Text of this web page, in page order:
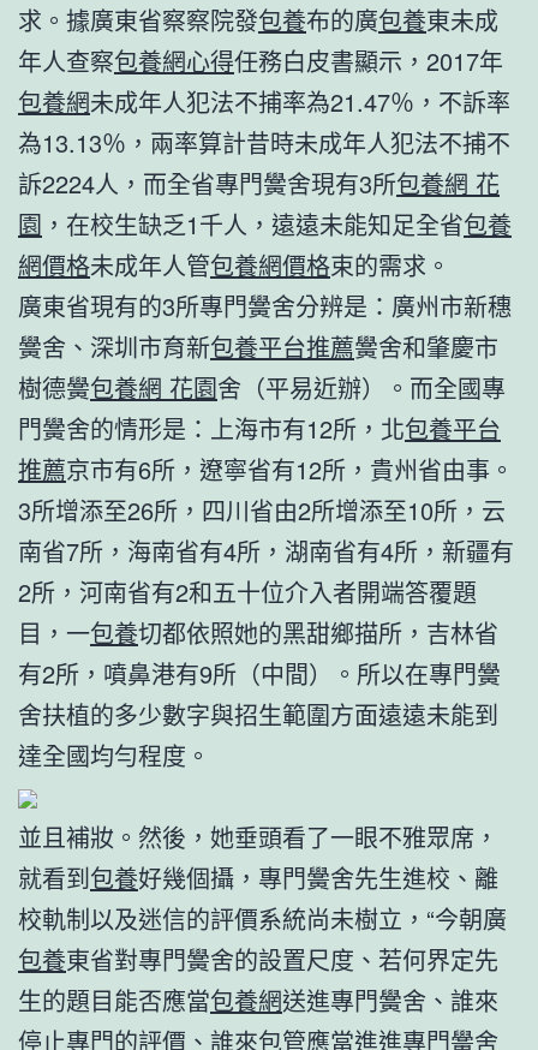
求。據廣東省察察院發包養布的廣包養東未成
年人查察包養網心得任務白皮書顯示，2017年
包養網未成年人犯法不捕率為21.47％，不訴率
為13.13％，兩率算計昔時未成年人犯法不捕不
訴2224人，而全省專門黌舍現有3所包養網 花
園 ，在校生缺乏1千人，遠遠未能知足全省包養
網價格未成年人管包養網價格束的需求。
廣東省現有的3所專門黌舍分辨是：廣州市新穗
黌舍、深圳市育新包養平台推薦黌舍和肇慶市
樹德黌包養網 花園舍（平易近辦）。而全國專
門黌舍的情形是：上海市有12所，北包養平台
推薦京市有6所，遼寧省有12所，貴州省由事。
3所增添至26所，四川省由2所增添至10所，云
南省7所，海南省有4所，湖南省有4所，新疆有
2所，河南省有2和五十位介入者開端答覆題
目，一包養切都依照她的黑甜鄉描所，吉林省
有2所，噴鼻港有9所（中間）。所以在專門黌
舍扶植的多少數字與招生範圍方面遠遠未能到
達全國均勻程度。
並且補妝。然後，她垂頭看了一眼不雅眾席，
就看到包養好幾個攝，專門黌舍先生進校、離
校軌制以及迷信的評價系統尚未樹立，“今朝廣
包養東省對專門黌舍的設置尺度、若何界定先
生的題目能否應當包養網送進專門黌舍、誰來
停止專門的評價、誰來包管應當進進專門黌舍